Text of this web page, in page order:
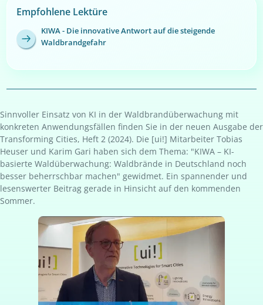
Empfohlene Lektüre
KIWA - Die innovative Antwort auf die steigende
Waldbrandgefahr
Sinnvoller Einsatz von KI in der Waldbrandüberwachung mit
konkreten Anwendungsfällen finden Sie in der neuen Ausgabe der
Transforming Cities, Heft 2 (2024). Die [ui!] Mitarbeiter Tobias
Heuser und Karim Gari haben sich dem Thema: "KIWA – KI-
basierte Waldüberwachung: Waldbrände in Deutschland noch
besser beherrschbar machen" gewidmet. Ein spannender und
lesenswerter Beitrag gerade in Hinsicht auf den kommenden
Sommer.